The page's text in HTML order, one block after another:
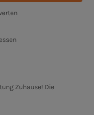
Zuhause! Die